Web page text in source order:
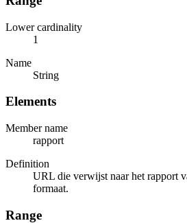
Lower cardinality
1
Name
String
Elements
Member name
rapport
Definition
URL die verwijst naar het rapport
formaat.
Range